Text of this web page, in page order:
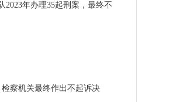
2023年办理35起刑案，最终不
检察机关最终作出不起诉决